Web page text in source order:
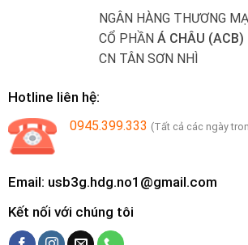
NGÂN HÀNG THƯƠNG
CỔ PHẦN Á CHÂU (ACB)
CN TÂN SƠN NHÌ
Hotline liên hệ:
0945.399.333 (Tất cả các ngày
Email: usb3g.hdg.no1@gmail.com
Kết nối với chúng tôi